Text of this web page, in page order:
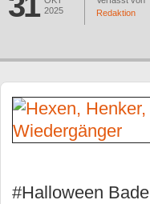
2025
Redaktion
#Halloween